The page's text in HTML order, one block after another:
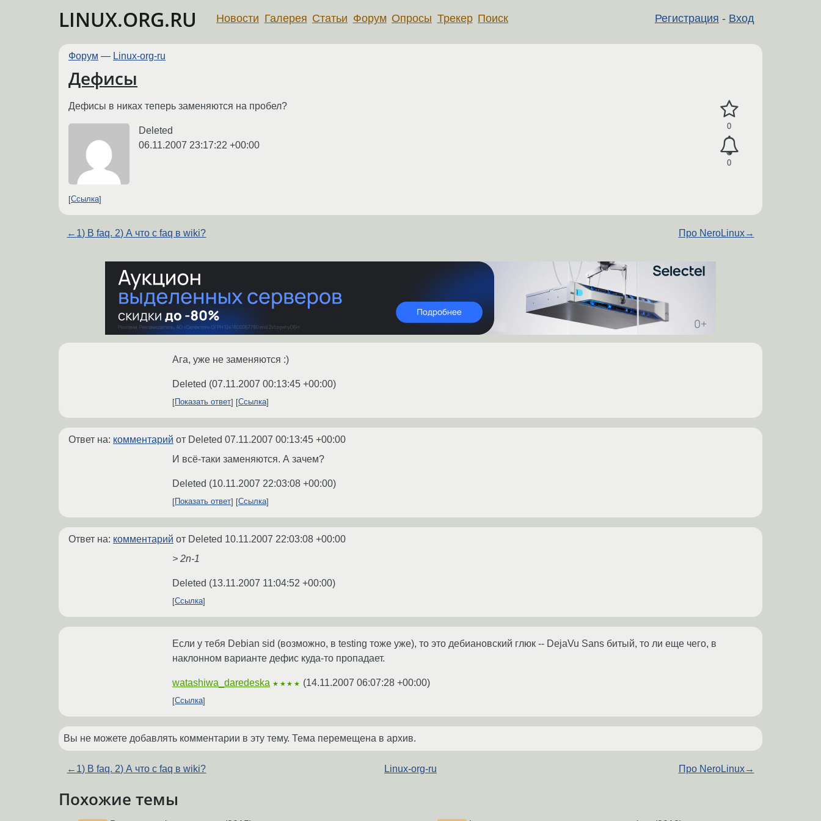
LINUX.ORG.RU Регистрация - Вход
Новости Галерея Статьи Форум Опросы Трекер Поиск
Форум — Linux-org-ru
Дефисы
0
0
Дефисы в никах теперь заменяются на пробел?
Deleted
06.11.2007 23:17:22 +00:00
Ссылка
← 1) В faq. 2) А что с faq в wiki? Про NeroLinux→
Ага, уже не заменяются :)
Deleted (07.11.2007 00:13:45 +00:00)
Показать ответ Ссылка
Ответ на: комментарий от Deleted 07.11.2007 00:13:45 +00:00
И всё-таки заменяются. А зачем?
Deleted (10.11.2007 22:03:08 +00:00)
Показать ответ Ссылка
Ответ на: комментарий от Deleted 10.11.2007 22:03:08 +00:00
> 2n-1
Deleted (13.11.2007 11:04:52 +00:00)
Ссылка
Если у тебя Debian sid (возможно, в testing тоже уже), то это дебиановский глюк -- DejaVu Sans битый, то ли еще чего, в
наклонном варианте дефис куда-то пропадает.
watashiwa_daredeska ★★★★ (14.11.2007 06:07:28 +00:00)
Ссылка
Вы не можете добавлять комментарии в эту тему. Тема перемещена в архив.
← 1) В faq. 2) А что с faq в wiki? Linux-org-ru Про NeroLinux→
Похожие темы